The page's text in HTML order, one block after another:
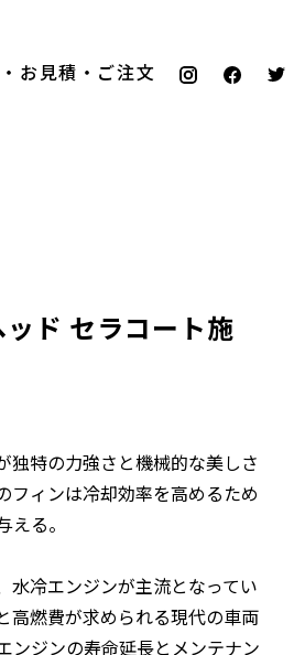
お見積・ご注文
ド セラコート施
独特の力強さと機械的な美しさ
フィンは冷却効率を高めるため
る。
水冷エンジンが主流となってい
高燃費が求められる現代の車両
ンジンの寿命延長とメンテナン